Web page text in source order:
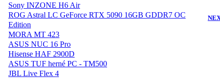
Sony INZONE H6 Air
ROG Astral LC GeForce RTX 5090 16GB GDDR7 OC
Edition
MORA MT 423
ASUS NUC 16 Pro
Hisense HAF 2900D
ASUS TUF herné PC - TM500
JBL Live Flex 4